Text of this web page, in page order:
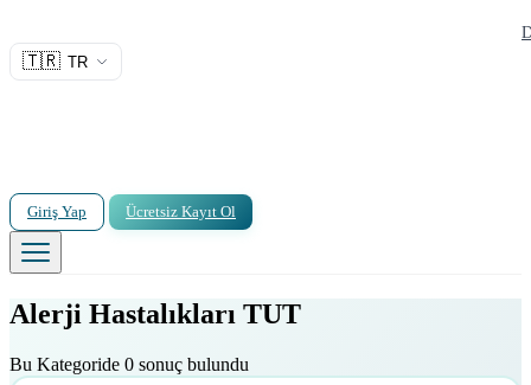
🇹🇷 TR
Giriş Yap Ücretsiz Kayıt Ol
Alerji Hastalıkları TUT
Bu Kategoride 0 sonuç bulundu